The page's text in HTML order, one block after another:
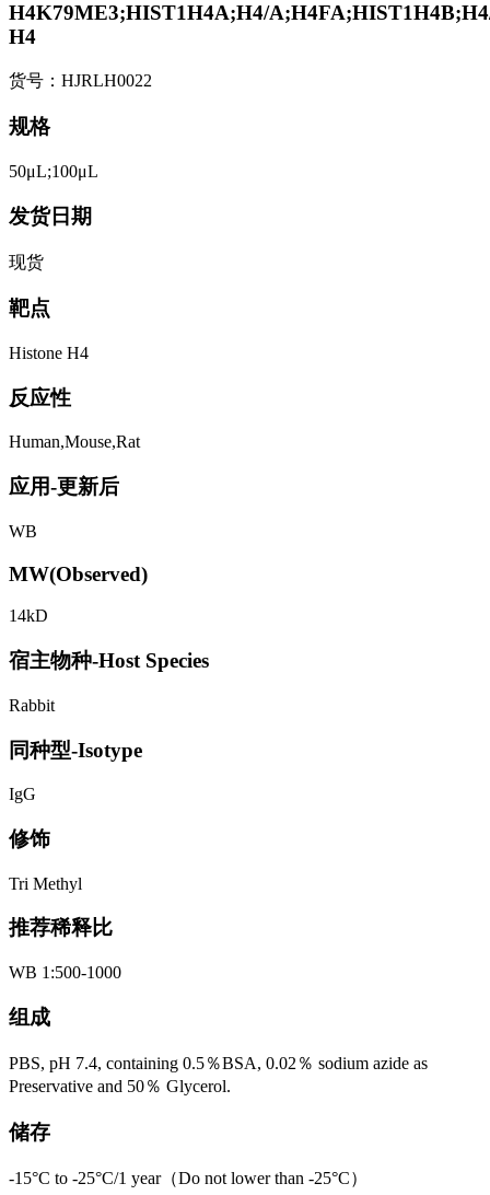
H4K79ME3;HIST1H4A;H4/
H4
货号：HJRLH0022
规格
50μL;100μL
发货日期
现货
靶点
Histone H4
反应性
Human,Mouse,Rat
应用-更新后
WB
MW(Observed)
14kD
宿主物种-Host Species
Rabbit
同种型-Isotype
IgG
修饰
Tri Methyl
推荐稀释比
WB 1:500-1000
组成
PBS, pH 7.4, containing 0.5％BSA, 0.02％ sodium azide as
Preservative and 50％ Glycerol.
储存
-15°C to -25°C/1 year（Do not lower than -25°C）